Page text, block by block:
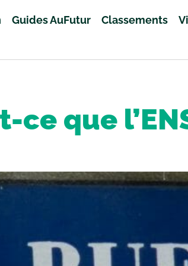
Guides AuFutur Classements
ce que